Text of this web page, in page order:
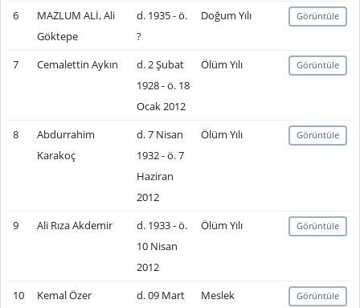
6
MAZLUM ALİ, Ali
Göktepe
d. 1935 - ö.
?
Doğum Yılı Görüntüle
7 Cemalettin Aykın
d. 2 Şubat
1928 - ö. 18
Ocak 2012
Ölüm Yılı Görüntüle
8
Abdurrahim
Karakoç
d. 7 Nisan
1932 - ö. 7
Haziran
2012
Ölüm Yılı Görüntüle
9 Ali Rıza Akdemir
d. 1933 - ö.
10 Nisan
2012
Ölüm Yılı Görüntüle
10 Kemal Özer
d. 09 Mart
Meslek Görüntüle